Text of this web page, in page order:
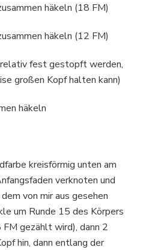
häkeln (18 FM)
häkeln (12 FM)
fest gestopft werden,
großen Kopf halten kann)
häkeln
kreisförmig unten am
verknoten und
von mir aus gesehen
um Runde 15 des Körpers
gezählt wird), dann 2
hin, dann entlang der